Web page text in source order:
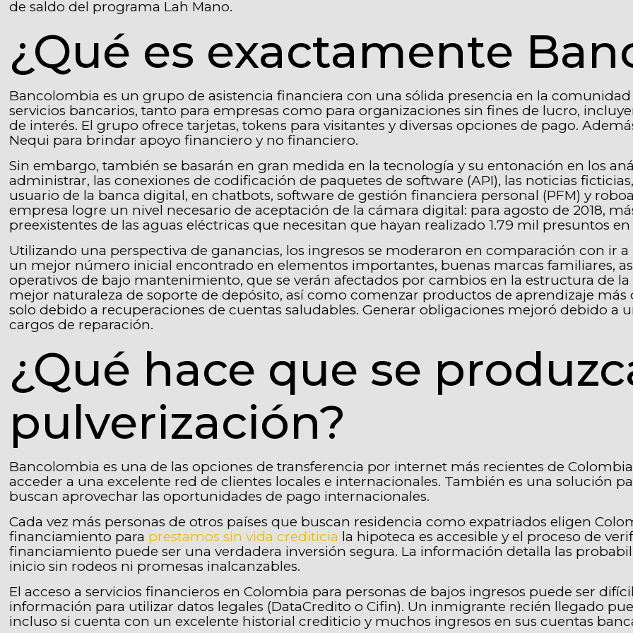
de saldo del programa Lah Mano.
¿Qué es exactamente
Bancolombia es un grupo de asistencia financiera con una sólida presencia en la
servicios bancarios, tanto para empresas como para organizaciones sin fines de lucro,
de interés. El grupo ofrece tarjetas, tokens para visitantes y diversas opciones de pago.
Nequi para brindar apoyo financiero y no financiero.
Sin embargo, también se basarán en gran medida en la tecnología y su entonación en los
administrar, las conexiones de codificación de paquetes de software (API), las noticias
usuario de la banca digital, en chatbots, software de gestión financiera personal (PFM) y
empresa logre un nivel necesario de aceptación de la cámara digital: para agosto de 2018,
preexistentes de las aguas eléctricas que necesitan que hayan realizado 1.79 mil presuntos en
Utilizando una perspectiva de ganancias, los ingresos se moderaron en comparación con ir
un mejor número inicial encontrado en elementos importantes, buenas marcas familiares,
operativos de bajo mantenimiento, que se verán afectados por cambios en la estructura de
mejor naturaleza de soporte de depósito, así como comenzar productos de aprendizaje más
solo debido a recuperaciones de cuentas saludables. Generar obligaciones mejoró debido a
cargos de reparación.
¿Qué hace que se
pulverización?
Bancolombia es una de las opciones de transferencia por internet más recientes de
acceder a una excelente red de clientes locales e internacionales. También es una solución
buscan aprovechar las oportunidades de pago internacionales.
Cada vez más personas de otros países que buscan residencia como expatriados eligen
financiamiento para prestamos sin vida crediticia la hipoteca es accesible y el proceso de
financiamiento puede ser una verdadera inversión segura. La información detalla las
inicio sin rodeos ni promesas inalcanzables.
El acceso a servicios financieros en Colombia para personas de bajos ingresos puede ser
información para utilizar datos legales (DataCredito o Cifin). Un inmigrante recién llegado
incluso si cuenta con un excelente historial crediticio y muchos ingresos en sus cuentas